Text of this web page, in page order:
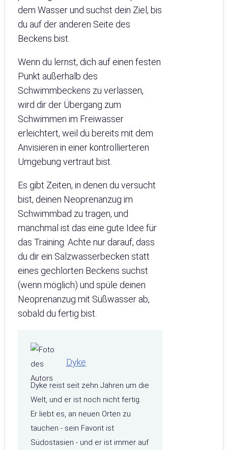
dem Wasser und suchst dein Ziel, bis
du auf der anderen Seite des
Beckens bist.
Wenn du lernst, dich auf einen festen
Punkt außerhalb des
Schwimmbeckens zu verlassen,
wird dir der Übergang zum
Schwimmen im Freiwasser
erleichtert, weil du bereits mit dem
Anvisieren in einer kontrollierteren
Umgebung vertraut bist.
Es gibt Zeiten, in denen du versucht
bist, deinen Neoprenanzug im
Schwimmbad zu tragen, und
manchmal ist das eine gute Idee für
das Training. Achte nur darauf, dass
du dir ein Salzwasserbecken statt
eines gechlorten Beckens suchst
(wenn möglich) und spüle deinen
Neoprenanzug mit Süßwasser ab,
sobald du fertig bist.
Dyke
Dyke reist seit zehn Jahren um die
Welt, und er ist noch nicht fertig.
Er liebt es, an neuen Orten zu
tauchen - sein Favorit ist
Südostasien - und er ist immer auf